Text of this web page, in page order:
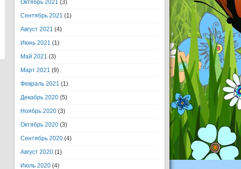
Октябрь 2021 (3)
Сентябрь 2021 (1)
Август 2021 (4)
Июнь 2021 (1)
Май 2021 (3)
Март 2021 (9)
Февраль 2021 (1)
Декабрь 2020 (5)
Ноябрь 2020 (3)
Октябрь 2020 (3)
Сентябрь 2020 (4)
Август 2020 (1)
Июль 2020 (4)